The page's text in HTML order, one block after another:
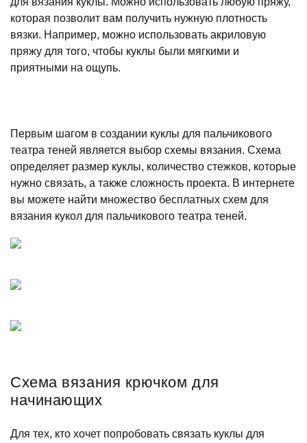
которая позволит вам получить нужную плотность
вязки. Например, можно использовать акриловую
пряжу для того, чтобы куклы были мягкими и
приятными на ощупь.
Первым шагом в создании куклы для пальчикового
театра теней является выбор схемы вязания. Схема
определяет размер куклы, количество стежков, которые
нужно связать, а также сложность проекта. В интернете
вы можете найти множество бесплатных схем для
вязания кукол для пальчикового театра теней.
Схема вязания крючком для
начинающих
Для тех, кто хочет попробовать связать куклы для